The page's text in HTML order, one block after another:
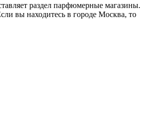
раздел парфюмерные магазины.
вы находитесь в городе Москва, то